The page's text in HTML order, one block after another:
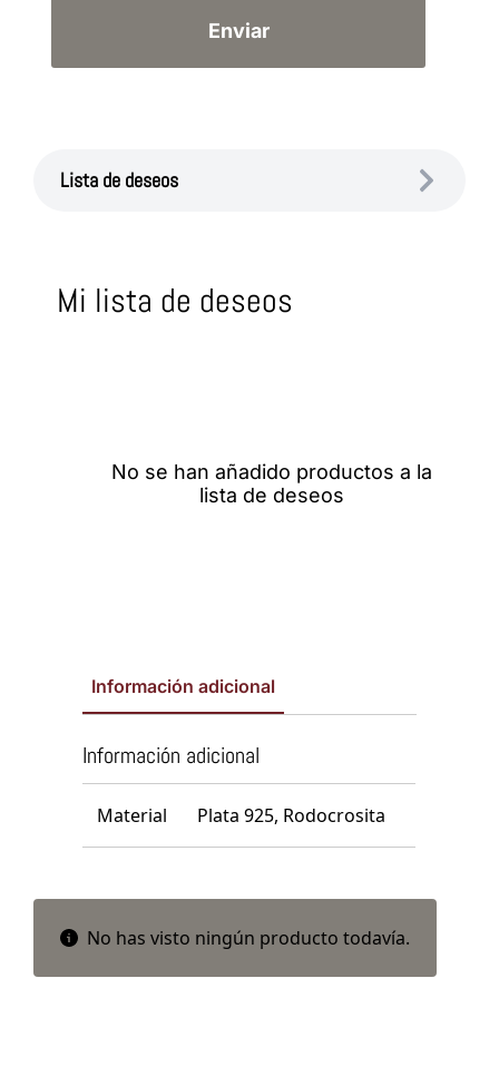
Lista de deseos
Mi lista de deseos
No se han añadido productos a la
lista de deseos
Información adicional
Información adicional
Material Plata 925, Rodocrosita
No has visto ningún producto todavía.